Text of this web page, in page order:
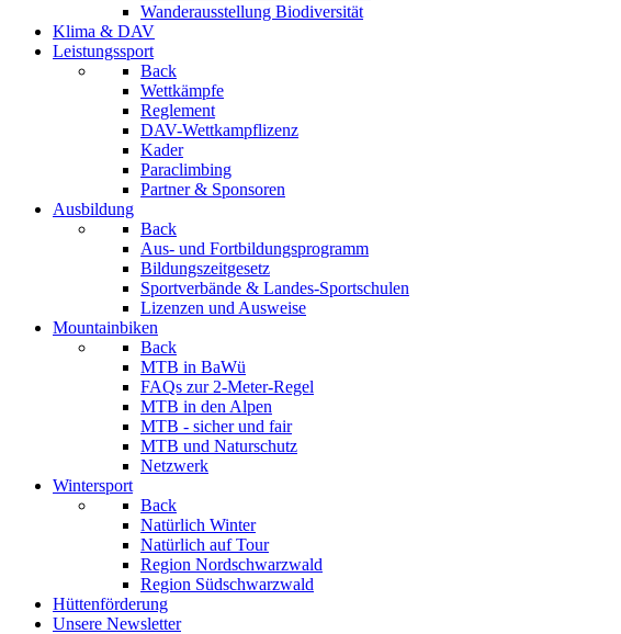
Wanderausstellung Biodiversität
Klima & DAV
Leistungssport
Back
Wettkämpfe
Reglement
DAV-Wettkampflizenz
Kader
Paraclimbing
Partner & Sponsoren
Ausbildung
Back
Aus- und Fortbildungsprogramm
Bildungszeitgesetz
Sportverbände & Landes-Sportschulen
Lizenzen und Ausweise
Mountainbiken
Back
MTB in BaWü
FAQs zur 2-Meter-Regel
MTB in den Alpen
MTB - sicher und fair
MTB und Naturschutz
Netzwerk
Wintersport
Back
Natürlich Winter
Natürlich auf Tour
Region Nordschwarzwald
Region Südschwarzwald
Hüttenförderung
Unsere Newsletter